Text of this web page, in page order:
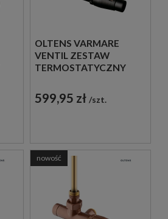
OLTENS VARMARE
VENTIL ZESTAW
TERMOSTATYCZNY
JEDNOOTWOROWY
PRAWY CZARNY MAT
599,95 zł szt.
nowość